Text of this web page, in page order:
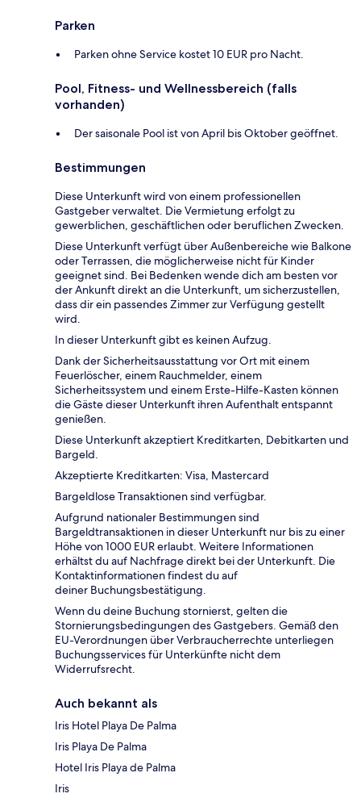
Parken
Parken ohne Service kostet 10 EUR pro Nacht.
Pool, Fitness- und Wellnessbereich (falls
vorhanden)
Der saisonale Pool ist von April bis Oktober geöffnet.
Bestimmungen
Diese Unterkunft wird von einem professionellen
Gastgeber verwaltet. Die Vermietung erfolgt zu
gewerblichen, geschäftlichen oder beruflichen Zwecken.
Diese Unterkunft verfügt über Außenbereiche wie Balkone
oder Terrassen, die möglicherweise nicht für Kinder
geeignet sind. Bei Bedenken wende dich am besten vor
der Ankunft direkt an die Unterkunft, um sicherzustellen,
dass dir ein passendes Zimmer zur Verfügung gestellt
wird.
In dieser Unterkunft gibt es keinen Aufzug.
Dank der Sicherheitsausstattung vor Ort mit einem
Feuerlöscher, einem Rauchmelder, einem
Sicherheitssystem und einem Erste-Hilfe-Kasten können
die Gäste dieser Unterkunft ihren Aufenthalt entspannt
genießen.
Diese Unterkunft akzeptiert Kreditkarten, Debitkarten und
Bargeld.
Akzeptierte Kreditkarten: Visa, Mastercard
Bargeldlose Transaktionen sind verfügbar.
Aufgrund nationaler Bestimmungen sind
Bargeldtransaktionen in dieser Unterkunft nur bis zu einer
Höhe von 1000 EUR erlaubt. Weitere Informationen
erhältst du auf Nachfrage direkt bei der Unterkunft. Die
Kontaktinformationen findest du auf
deiner Buchungsbestätigung.
Wenn du deine Buchung stornierst, gelten die
Stornierungsbedingungen des Gastgebers. Gemäß den
EU-Verordnungen über Verbraucherrechte unterliegen
Buchungsservices für Unterkünfte nicht dem
Widerrufsrecht.
Auch bekannt als
Iris Hotel Playa De Palma
Iris Playa De Palma
Hotel Iris Playa de Palma
Iris